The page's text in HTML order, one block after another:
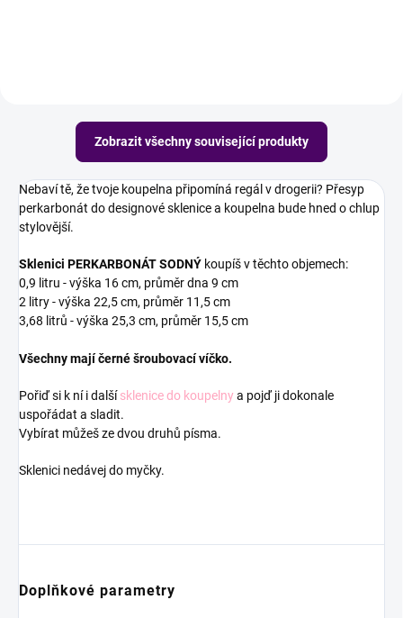
Zobrazit všechny související produkty
Nebaví tě, že tvoje koupelna připomíná regál v drogerii? Přesyp
perkarbonát do designové sklenice a koupelna bude hned o chlup
stylovější.
Sklenici PERKARBONÁT SODNÝ koupíš v těchto objemech:
0,9 litru - výška 16 cm, průměr dna 9 cm
2 litry - výška 22,5 cm, průměr 11,5 cm
3,68 litrů - výška 25,3 cm, průměr 15,5 cm
Všechny mají černé šroubovací víčko.
Pořiď si k ní idalšísklenice do koupelnya pojď ji dokonale
uspořádat a sladit.
Vybírat můžeš ze dvou druhů písma.
Sklenici nedávej do myčky.
Doplňkové parametry